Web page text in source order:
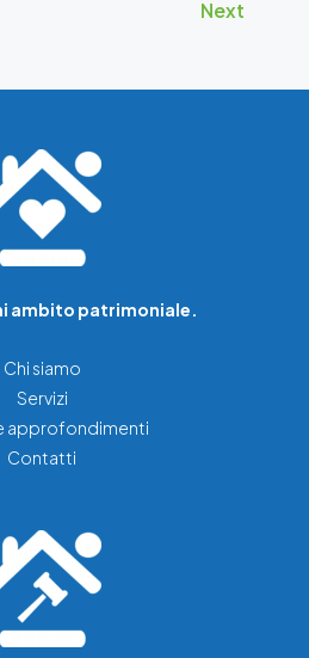
Next
ambito patrimoniale.
Chi siamo
Servizi
approfondimenti
Contatti